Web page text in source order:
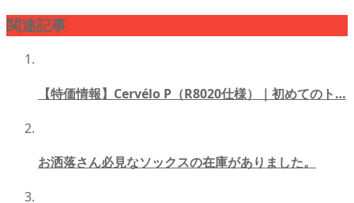
関連記事
【特価情報】Cervélo P（R8020仕様）｜初めてのト…
お洒落さん必見なソックスの在庫がありました。